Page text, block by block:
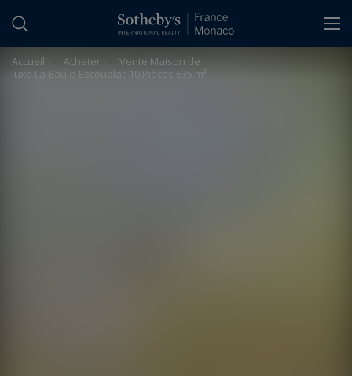
Accueil Acheter
Vente Maison de
luxe La Baule-Escoublac 10 Pièces 635 m²